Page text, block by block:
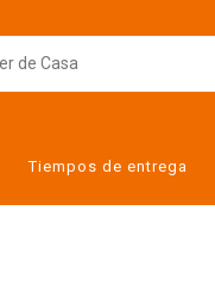
Tiempos de entrega